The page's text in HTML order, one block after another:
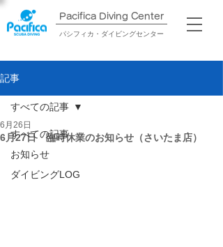
Pacifica Diving Center​
パシフィカ・ダイビングセンター
記事
すべての記事
お知らせ
ダイビングLOG
すべての記事
6月27日 臨時休業のお知らせ（さいたま店）
6月26日